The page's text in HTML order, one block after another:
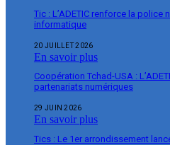
Tic : L’ADETIC renforce la police
informatique
20 JUILLET 2026
En savoir plus
Coopération Tchad-USA :
partenariats numériques
29 JUIN 2026
En savoir plus
Tics : Le 1er arrondissement